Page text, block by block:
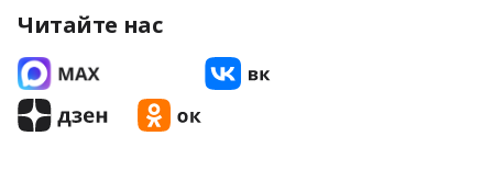
Читайте нас